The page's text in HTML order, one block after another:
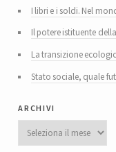
I libri e i soldi. Nel
Il potere istituente
La transizione
Stato sociale, quale
archivi
Archivi